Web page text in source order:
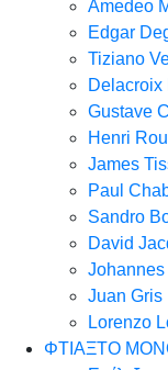
Amedeo
Edgar
Tiziano
Delacroix
Gustave
Henri
James
Paul
Sandro
David
Johannes
Juan Gris
Lorenzo
ΦΤΙΑΞΤΟ